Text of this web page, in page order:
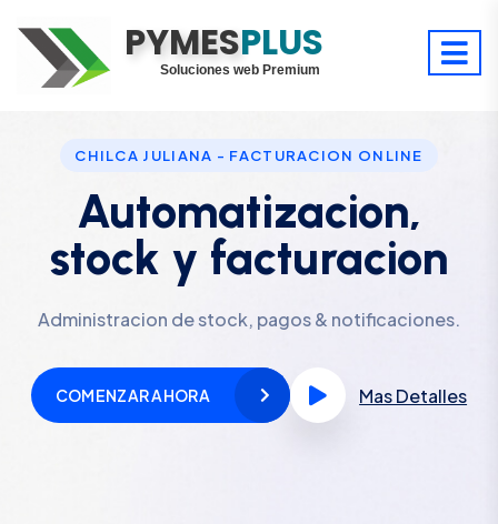
PYMESPLUS
Digitaliza tu éxito
Soluciones web Premium
CHILCA JULIANA - FACTURACION ONLINE
Automatizacion,
stock y facturacion
Administracion de stock, pagos & notificaciones.
COMENZAR AHORA Mas Detalles